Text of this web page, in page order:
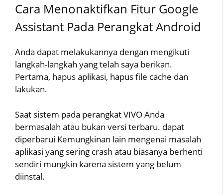
Cara Menonaktifkan Fitur Google
Assistant Pada Perangkat Android
Anda dapat melakukannya dengan mengikuti
langkah-langkah yang telah saya berikan.
Pertama, hapus aplikasi, hapus file cache dan
lakukan.
Saat sistem pada perangkat VIVO Anda
bermasalah atau bukan versi terbaru. dapat
diperbarui Kemungkinan lain mengenai masalah
aplikasi yang sering crash atau biasanya berhenti
sendiri mungkin karena sistem yang belum
diinstal.